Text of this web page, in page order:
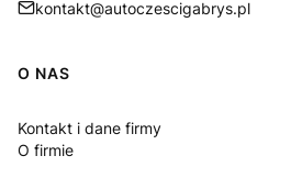
kontakt@autoczescigabrys.pl
Linki w stopce
O NAS
Kontakt i dane firmy
O firmie